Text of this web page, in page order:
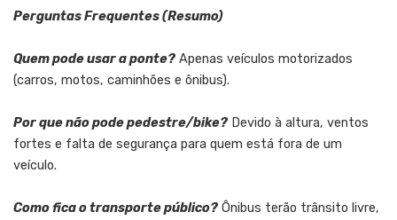
Perguntas Frequentes (Resumo)
Quem pode usar a ponte? Apenas veículos motorizados
(carros, motos, caminhões e ônibus).
Por que não pode pedestre/bike? Devido à altura, ventos
fortes e falta de segurança para quem está fora de um
veículo.
Como fica o transporte público? Ônibus terão trânsito livre,